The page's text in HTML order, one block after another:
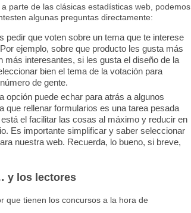
parte de las clásicas estadísticas web, podemos
algunas preguntas directamente:
pedir que voten sobre un tema que te interese
ejemplo, sobre que producto les gusta más
más interesantes, si les gusta el diseño de la
bien el tema de la votación para
de gente.
opción puede echar para atrás a algunos
que rellenar formularios es una tarea pesada
el facilitar las cosas al máximo y reducir en
Es importante simplificar y saber seleccionar
nuestra web. Recuerda, lo bueno, si breve,
y los lectores
que tienen los concursos a la hora de